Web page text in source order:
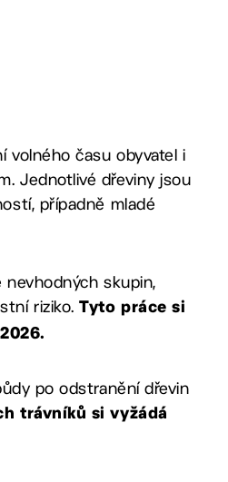
volného času obyvatel i
Jednotlivé dřeviny jsou
případně mladé
nevhodných skupin,
riziko.Tyto práce si
po odstranění dřevin
trávníků si vyžádá